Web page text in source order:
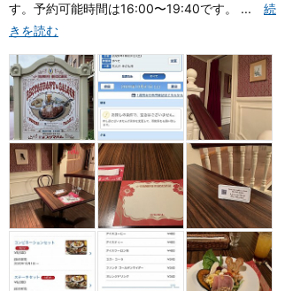
す。予約可能時間は16:00〜19:40です。 ... 続
きを読む